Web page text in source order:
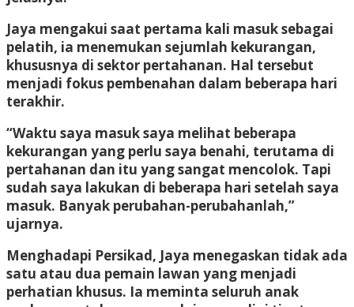
Jaya mengakui saat pertama kali masuk sebagai
pelatih, ia menemukan sejumlah kekurangan,
khususnya di sektor pertahanan. Hal tersebut
menjadi fokus pembenahan dalam beberapa hari
terakhir.
“Waktu saya masuk saya melihat beberapa
kekurangan yang perlu saya benahi, terutama di
pertahanan dan itu yang sangat mencolok. Tapi
sudah saya lakukan di beberapa hari setelah saya
masuk. Banyak perubahan-perubahanlah,”
ujarnya.
Menghadapi Persikad, Jaya menegaskan tidak ada
satu atau dua pemain lawan yang menjadi
perhatian khusus. Ia meminta seluruh anak